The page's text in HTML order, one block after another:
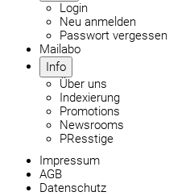
Login
Neu anmelden
Passwort vergessen
Mailabo
Info
Über uns
Indexierung
Promotions
Newsrooms
PResstige
Impressum
AGB
Datenschutz